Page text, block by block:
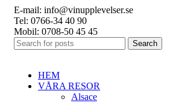
E-mail: info@vinupplevelser.se
Tel: 0766-34 40 90
Mobil: 0708-50 45 45
Search
HEM
VÅRA RESOR
Alsace